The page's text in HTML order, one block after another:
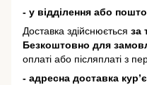
- у відділення або
Доставка здійснюється за
Безкоштовно для
оплаті або післяплаті з
- адресна доставка